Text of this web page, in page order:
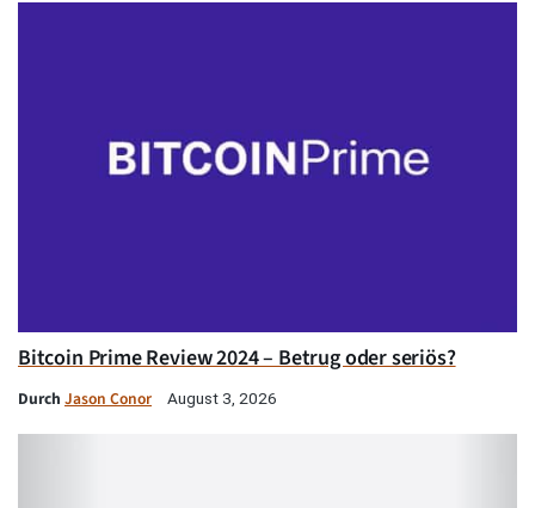
Bitcoin Prime Review 2024 – Betrug oder seriös?
Durch Jason Conor August 3, 2026